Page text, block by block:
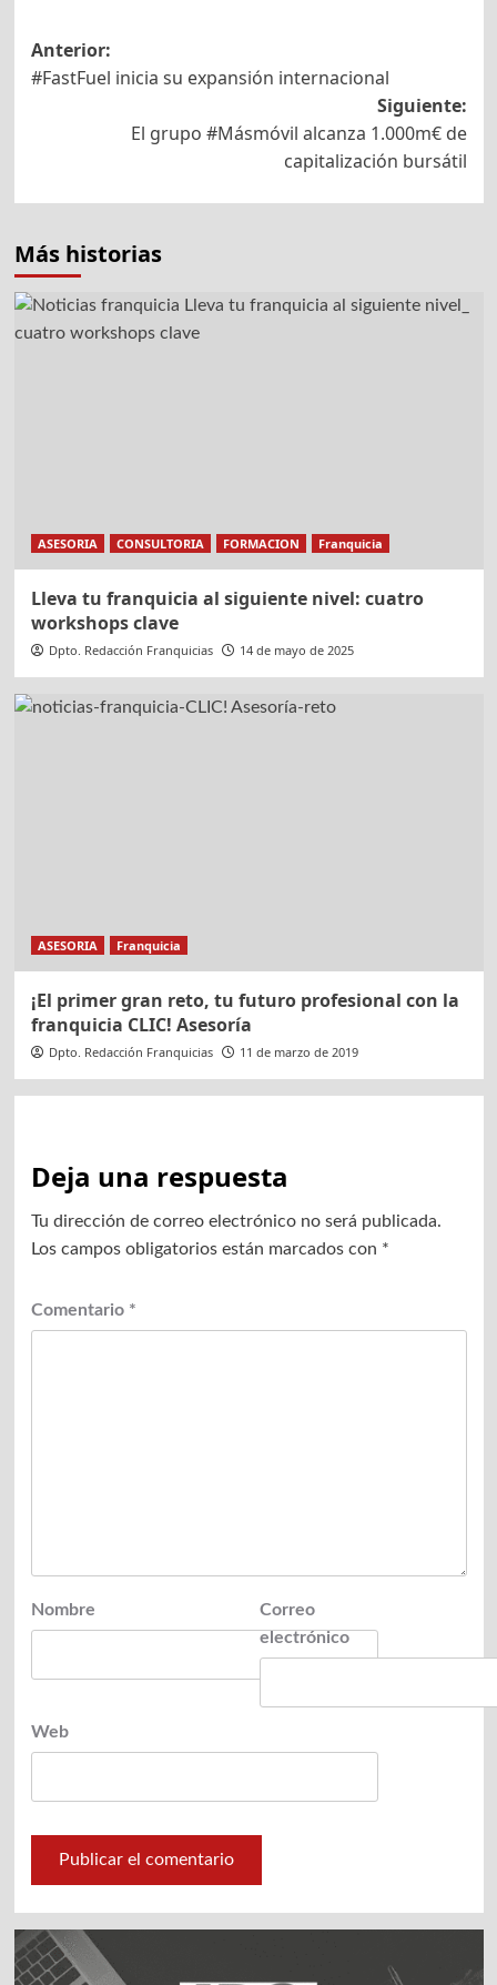
Navegación
de
entradas
Anterior:
#FastFuel inicia su expansión internacional
Siguiente:
El grupo #Másmóvil alcanza 1.000m€ de
capitalización bursátil
Más historias
ASESORIA CONSULTORIA FORMACION Franquicia
Lleva tu franquicia al siguiente nivel: cuatro
workshops clave
Dpto. Redacción Franquicias 14 de mayo de 2025
ASESORIA Franquicia
¡El primer gran reto, tu futuro profesional con la
franquicia CLIC! Asesoría
Dpto. Redacción Franquicias 11 de marzo de 2019
Deja una respuesta
Tu dirección de correo electrónico no será publicada.
Los campos obligatorios están marcados con *
Comentario *
Nombre
Correo
electrónico
Web